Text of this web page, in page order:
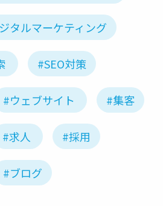
タルマーケティング
#SEO対策
#ウェブサイト #集客
#求人 #採用
#ブログ